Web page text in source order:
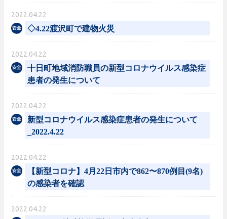
2022.04.22
◇4.22渡沢町で建物火災
2022.04.22
十日町地域消防職員の新型コロナウイルス感染症
患者の発生について
2022.04.22
新型コロナウイルス感染症患者の発生について
_2022.4.22
2022.04.22
【新型コロナ】4月22日市内で862〜870例目(9名)
の感染者を確認
2022.04.22